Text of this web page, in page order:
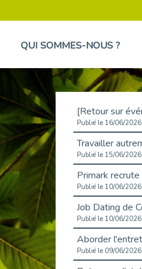
QUI SOMMES-NOUS ?
Publié le 16/06/2026
Publié le 15/06/2026
Publié le 10/06/2026
Publié le 10/06/2026
Publié le 09/06/2026